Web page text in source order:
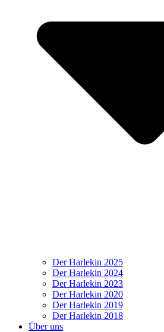
Der Harlekin 2025
Der Harlekin 2024
Der Harlekin 2023
Der Harlekin 2020
Der Harlekin 2019
Der Harlekin 2018
Über uns